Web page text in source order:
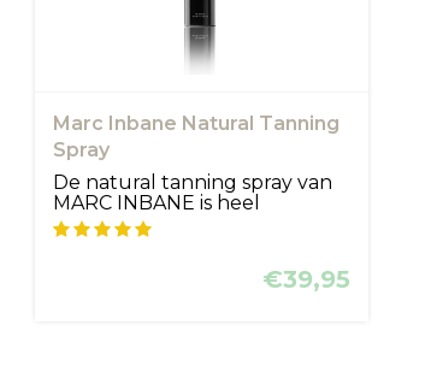
Marc Inbane Natural Tanning
Spray
De natural tanning spray van
MARC INBANE is heel
eenvoudig z...
€39,95